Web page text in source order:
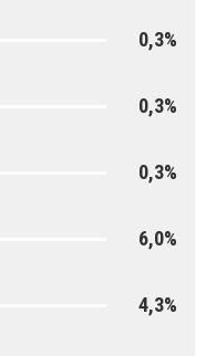
0,3%
0,3%
0,3%
6,0%
4,3%